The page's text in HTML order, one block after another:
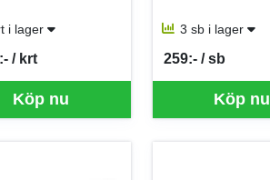
i lager
Köp nu
/ krt
KRT
3 sb i lager
Köp nu
259:- / sb
SEK per SB